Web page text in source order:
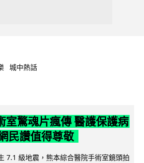
城中熱話
室驚魂片瘋傳 醫護保護病
民讚值得尊敬
7.1 級地震，熊本綜合醫院手術室鏡頭拍